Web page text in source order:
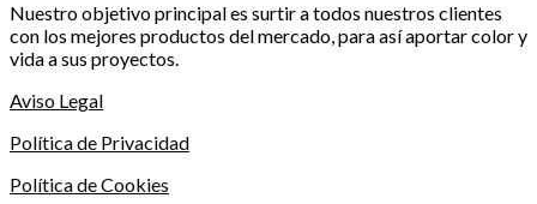
Nuestro objetivo principal es surtir a todos nuestros clientes
con los mejores productos del mercado, para así aportar color y
vida a sus proyectos.
Aviso Legal
Política de Privacidad
Política de Cookies